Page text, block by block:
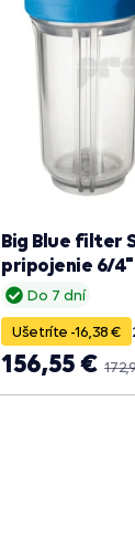
Do 7 dní
Big Blue filter
pripojenie 6/4"
Ušetríte -16,38 €
156,55 €